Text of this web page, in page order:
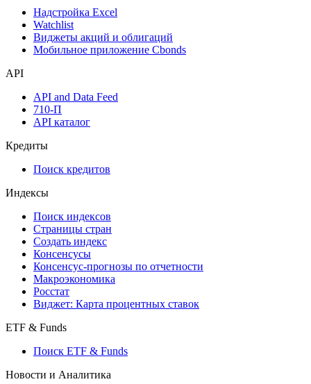
Надстройка Excel
Watchlist
Виджеты акций и облигаций
Мобильное приложение Cbonds
API
API and Data Feed
710-П
API каталог
Кредиты
Поиск кредитов
Индексы
Поиск индексов
Страницы стран
Создать индекс
Консенсусы
Консенсус-прогнозы по отчетности
Макроэкономика
Росстат
Виджет: Карта процентных ставок
ETF & Funds
Поиск ETF & Funds
Новости и Аналитика